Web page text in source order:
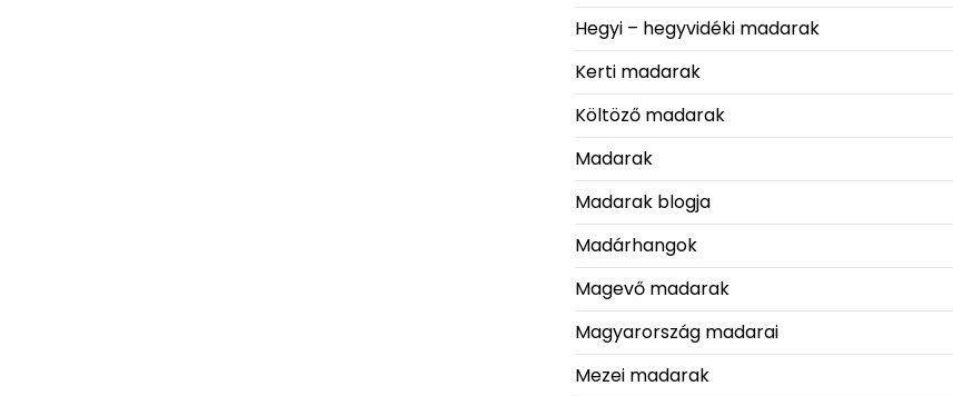
Hegyi – hegyvidéki madarak
Kerti madarak
Költöző madarak
Madarak
Madarak blogja
Madárhangok
Magevő madarak
Magyarország madarai
Mezei madarak